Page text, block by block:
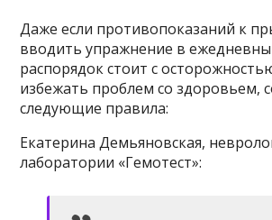
Даже если противопоказаний к
вводить упражнение в
распорядок стоит с
избежать проблем со здоровьем,
следующие правила:
Екатерина Демьяновская,
лаборатории «Гемотест»: